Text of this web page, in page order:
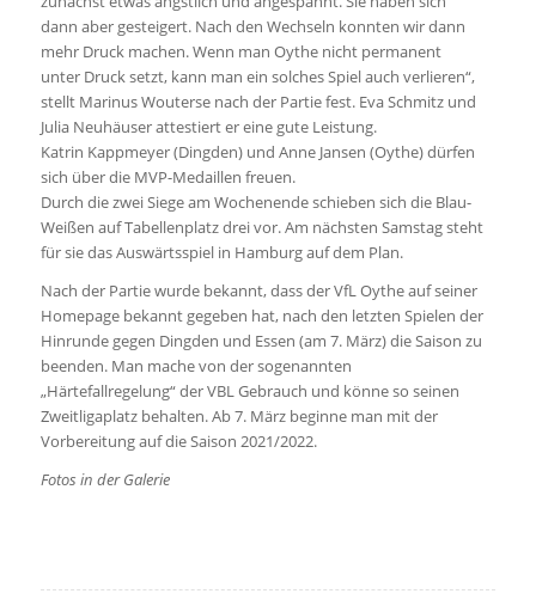
dann aber gesteigert. Nach den Wechseln konnten wir dann
mehr Druck machen. Wenn man Oythe nicht permanent
unter Druck setzt, kann man ein solches Spiel auch verlieren“,
stellt Marinus Wouterse nach der Partie fest. Eva Schmitz und
Julia Neuhäuser attestiert er eine gute Leistung.
Katrin Kappmeyer (Dingden) und Anne Jansen (Oythe) dürfen
sich über die MVP-Medaillen freuen.
Durch die zwei Siege am Wochenende schieben sich die Blau-
Weißen auf Tabellenplatz drei vor. Am nächsten Samstag steht
für sie das Auswärtsspiel in Hamburg auf dem Plan.
Nach der Partie wurde bekannt, dass der VfL Oythe auf seiner
Homepage bekannt gegeben hat, nach den letzten Spielen der
Hinrunde gegen Dingden und Essen (am 7. März) die Saison zu
beenden. Man mache von der sogenannten
„Härtefallregelung“ der VBL Gebrauch und könne so seinen
Zweitligaplatz behalten. Ab 7. März beginne man mit der
Vorbereitung auf die Saison 2021/2022.
Fotos in der Galerie